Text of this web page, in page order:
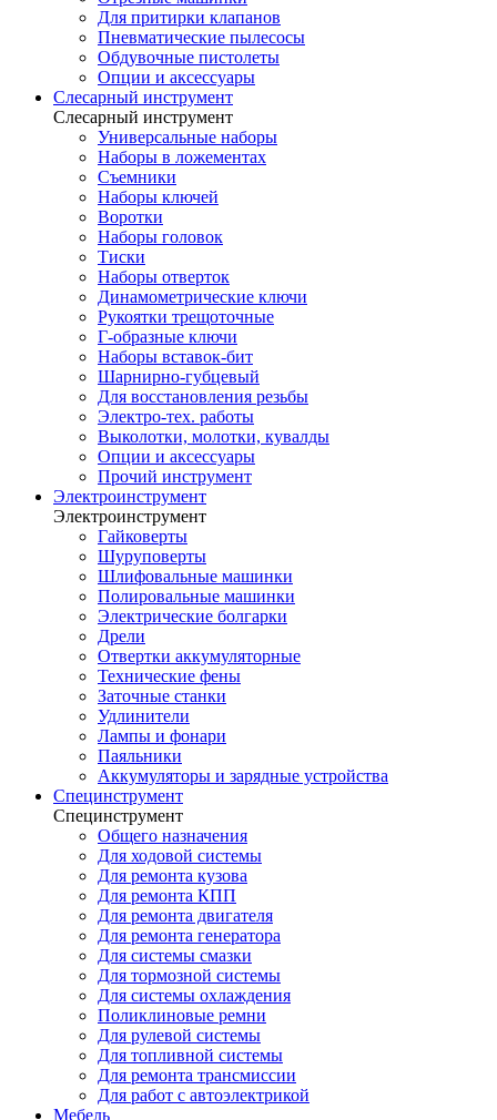
Для притирки клапанов
Пневматические пылесосы
Обдувочные пистолеты
Опции и аксессуары
Слесарный инструмент
Слесарный инструмент
Универсальные наборы
Наборы в ложементах
Съемники
Наборы ключей
Воротки
Наборы головок
Тиски
Наборы отверток
Динамометрические ключи
Рукоятки трещоточные
Г-образные ключи
Наборы вставок-бит
Шарнирно-губцевый
Для восстановления резьбы
Электро-тех. работы
Выколотки, молотки, кувалды
Опции и аксессуары
Прочий инструмент
Электроинструмент
Электроинструмент
Гайковерты
Шуруповерты
Шлифовальные машинки
Полировальные машинки
Электрические болгарки
Дрели
Отвертки аккумуляторные
Технические фены
Заточные станки
Удлинители
Лампы и фонари
Паяльники
Аккумуляторы и зарядные устройства
Специнструмент
Специнструмент
Общего назначения
Для ходовой системы
Для ремонта кузова
Для ремонта КПП
Для ремонта двигателя
Для ремонта генератора
Для системы смазки
Для тормозной системы
Для системы охлаждения
Поликлиновые ремни
Для рулевой системы
Для топливной системы
Для ремонта трансмиссии
Для работ с автоэлектрикой
Мебель